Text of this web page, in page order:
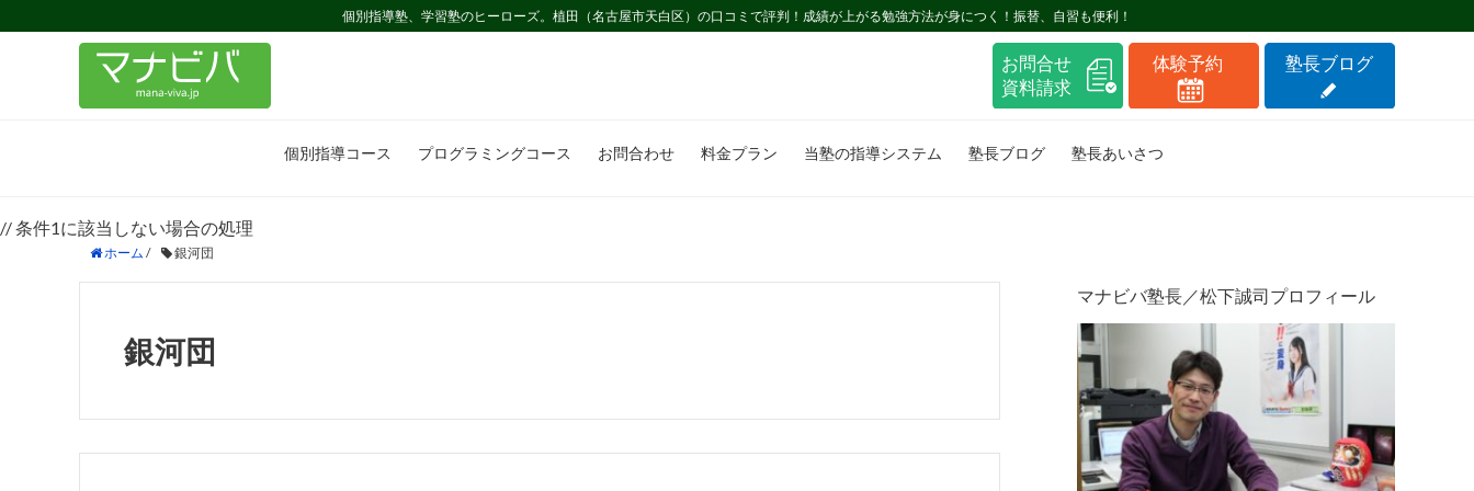
個別指導塾、学習塾のヒーローズ。植田（名古屋市天白区）の口コミで評判！成績が上がる勉強方法が身につく！振替、自習も便利！
個別指導コース プログラミングコース お問合わせ 料金プラン 当塾の指導システム 塾長ブログ 塾長あいさつ
// 条件1に該当しない場合の処理
ホーム / 銀河団
銀河団
マナビバ塾長／松下誠司プロフィール